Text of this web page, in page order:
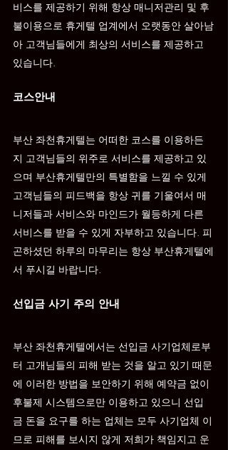
비스를 제공하기 위해 항상 매니저관리 및 후
불이용으로 휴게텔 업계에서 오랫동안 살아남
아 고객님들에게 최상의 서비스를 제공하고
있습니다.
코스안내
부산 좌천휴게텔는 어떠한 코스를 이용하든
지 고객님들의 위주로 서비스를 제공하고 있
으며 부산휴게텔만의 특별함을 느낄 수 있게
고객님들의 피드백을 항상 귀를 기울여서 매
니저들과 서비스와 마인드가 월등하게 다른
서비스를 받을 수 있게 자부하고 있습니다. 피
곤하셨던 하루의 마무리는 항상 부산휴게텔에
서 푸시길 바랍니다.
선입금 사기 주의 안내
부산 좌천휴게텔에서는 선입금 사기업체로부
터 고개님들의 피해 받는 것을 알고 있기 때문
에 이러한 방법을 보안하기 위해 예약금 없이
후불제 시스템으로만 이용하고 있으니 선입
금 돈을 요구를 하는 업체는 모두 사기업체 이
므로 피해를 보시지 않게 저희가 책임지고 운